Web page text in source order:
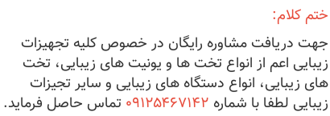
ختم کلام:
جهت دریافت مشاوره رایگان در خصوص کلیه تجهیزات
زیبایی اعم از انواع تخت ها و یونیت های زیبایی، تخت
های زیبایی، انواع دستگاه های زیبایی و سایر تجیزات
زیبایی لطفا با شماره ۰۹۱۲۵۴۶۷۱۴۲ تماس حاصل فرماید.